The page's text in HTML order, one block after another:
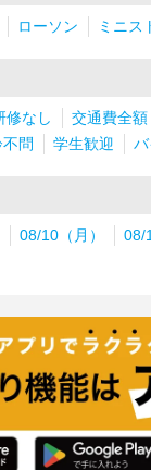
ローソン ミニス
修なし 交通費全額
問 学生歓迎
08/10（月） 08/